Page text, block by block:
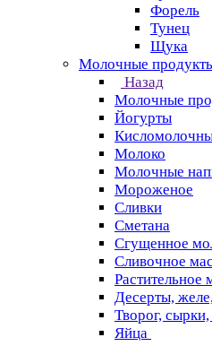
Форель
Тунец
Щука
Молочные
Назад
Молочные
Йогурты
Молоко
Молочные
Мороженое
Сливки
Сметана
Сгущенное
Сливочное
Растительное
Десерты,
Творог,
Яйца